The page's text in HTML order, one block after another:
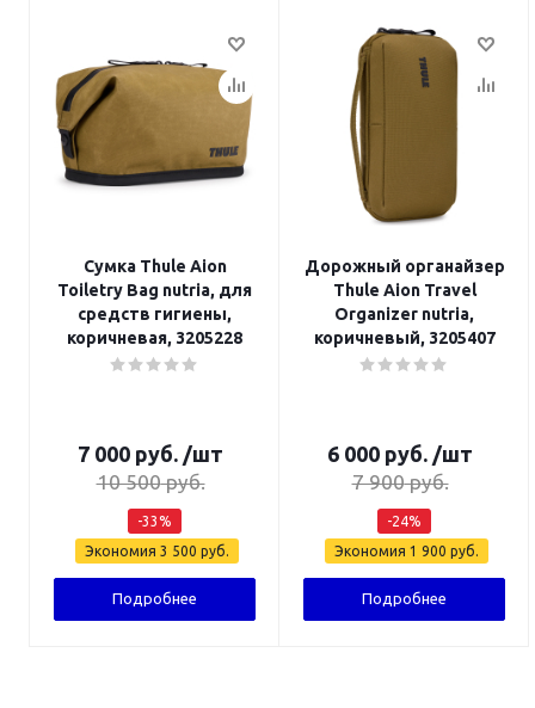
Сумка Thule Aion
Toiletry Bag nutria, для
средств гигиены,
коричневая, 3205228
7 000 руб. /шт
10 500руб.
-33 %
Экономия 3 500 руб.
Подробнее
Дорожный органайзер
Thule Aion Travel
Organizer nutria,
коричневый, 3205407
6 000 руб. /шт
7 900руб.
-24%
Экономия 1 900 руб.
Подробнее